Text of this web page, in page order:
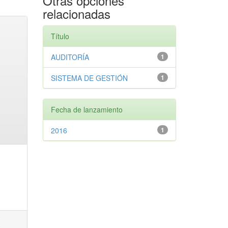
relacionadas
Título
1
AUDITORÍA
1
SISTEMA DE GESTIÓN
Fecha de lanzamiento
1
2016